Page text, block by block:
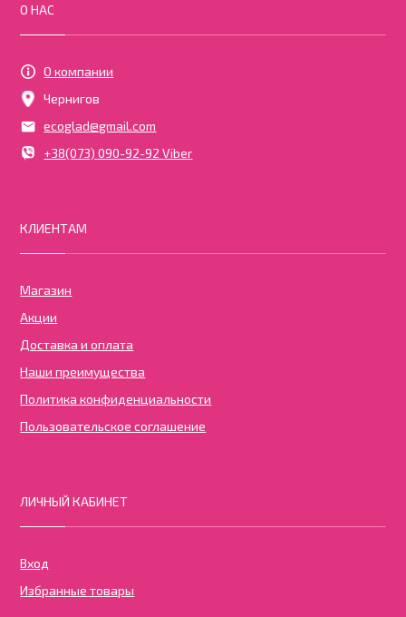
О НАС
О компании
Чернигов
ecoglad@gmail.com
+38(073) 090-92-92 Viber
КЛИЕНТАМ
Магазин
Акции
Доставка и оплата
Наши преимущества
Политика конфиденциальности
Пользовательское соглашение
ЛИЧНЫЙ КАБИНЕТ
Вход
Избранные товары